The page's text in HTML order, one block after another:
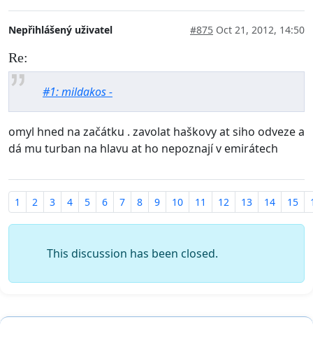
Nepřihlášený uživatel #875 Oct 21, 2012, 14:50
Re:
#1: mildakos -
omyl hned na začátku . zavolat haškovy at siho odveze a
dá mu turban na hlavu at ho nepoznají v emirátech
1 2 3 4 5 6 7 8 9 10 11 12 13 14 15
This discussion has been closed.